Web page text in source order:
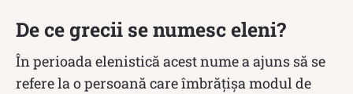
De ce grecii se numesc eleni?
În perioada elenistică acest nume a ajuns să se
refere la o persoană care îmbrățișa modul de